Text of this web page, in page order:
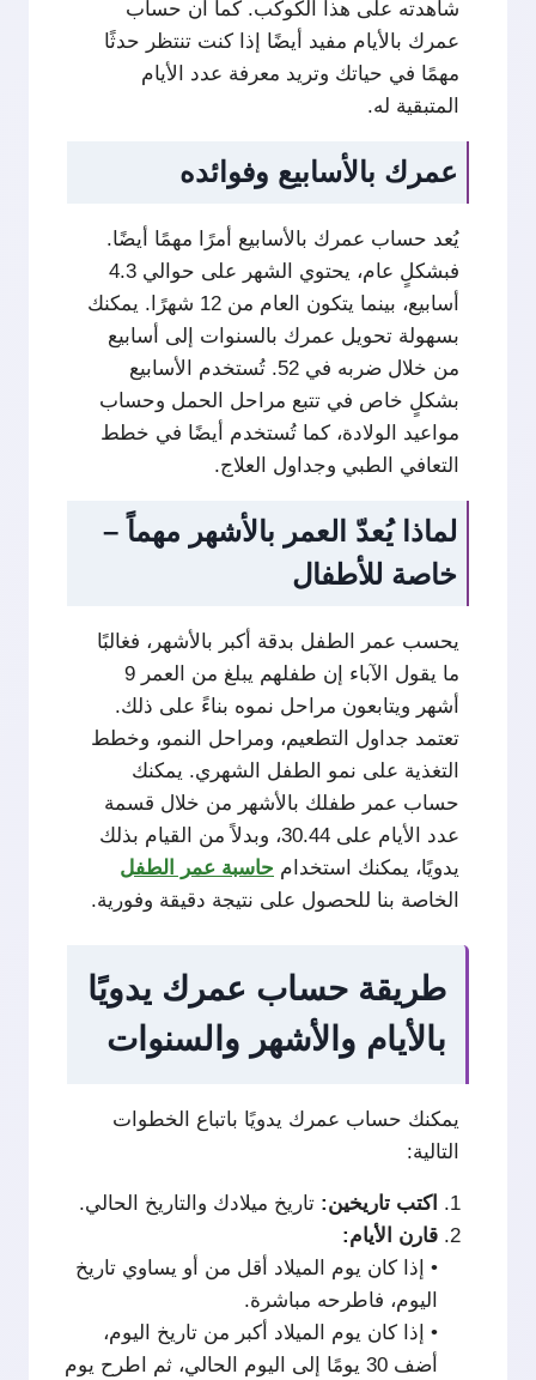
شاهدته على هذا الكوكب. كما أن حساب
عمرك بالأيام مفيد أيضًا إذا كنت تنتظر حدثًا
مهمًا في حياتك وتريد معرفة عدد الأيام
المتبقية له.
عمرك بالأسابيع وفوائده
يُعد حساب عمرك بالأسابيع أمرًا مهمًا أيضًا.
فبشكلٍ عام، يحتوي الشهر على حوالي 4.3
أسابيع، بينما يتكون العام من 12 شهرًا. يمكنك
بسهولة تحويل عمرك بالسنوات إلى أسابيع
من خلال ضربه في 52. تُستخدم الأسابيع
بشكلٍ خاص في تتبع مراحل الحمل وحساب
مواعيد الولادة، كما تُستخدم أيضًا في خطط
التعافي الطبي وجداول العلاج.
لماذا يُعدّ العمر بالأشهر مهماً –
خاصة للأطفال
يحسب عمر الطفل بدقة أكبر بالأشهر، فغالبًا
ما يقول الآباء إن طفلهم يبلغ من العمر 9
أشهر ويتابعون مراحل نموه بناءً على ذلك.
تعتمد جداول التطعيم، ومراحل النمو، وخطط
التغذية على نمو الطفل الشهري. يمكنك
حساب عمر طفلك بالأشهر من خلال قسمة
عدد الأيام على 30.44، وبدلاً من القيام بذلك
يدويًا، يمكنك استخدام حاسبة عمر الطفل
الخاصة بنا للحصول على نتيجة دقيقة وفورية.
طريقة حساب عمرك يدويًا
بالأيام والأشهر والسنوات
يمكنك حساب عمرك يدويًا باتباع الخطوات
التالية:
اكتب تاريخين: تاريخ ميلادك والتاريخ الحالي.
قارن
الأيام:
• إذا كان يوم الميلاد أقل من أو يساوي تاريخ
اليوم، فاطرحه مباشرة.
• إذا كان يوم الميلاد أكبر من تاريخ اليوم،
أضف 30 يومًا إلى اليوم الحالي، ثم اطرح يوم